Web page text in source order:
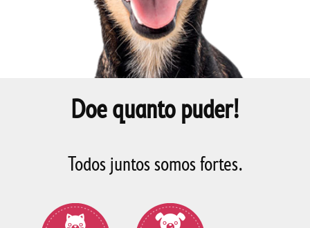
Doe quanto puder!
Todos juntos somos fortes.